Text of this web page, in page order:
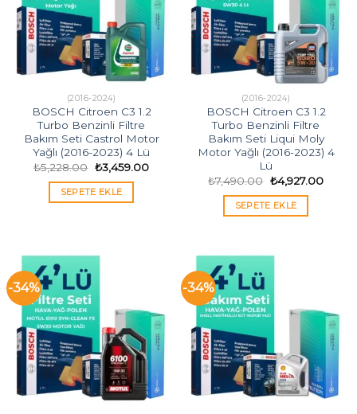
(2016-2024)
BOSCH Citroen C3 1.2
Turbo Benzinli Filtre
Bakım Seti Castrol Motor
Yağlı (2016-2023) 4 Lü
₺5,228.00 Orijinal
fiyat:
₺5,228.00.
₺3,459.00Şu
SEPETE EKLE
(2016-2024)
BOSCH Citroen C3 1.2
Turbo Benzinli Filtre
Bakım Seti Liqui Moly
Motor Yağlı (2016-2023) 4
Lü
₺7,490.00 Orijinal
fiyat:
₺7,490.00.
₺4,927.00Şu
SEPETE EKLE
-34% -34%